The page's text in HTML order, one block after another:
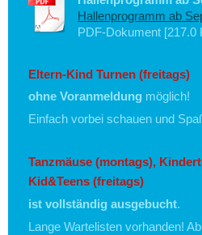
Hallenprogramm ab
PDF-Dokument [217.0
Eltern-Kind Turnen (freitags)
ohne Voranmeldung möglich!
Einfach vorbei schauen und
Tanzmäuse (montags),
Kid&Teens (freitags)
ist vollständig ausgebucht.
Lange Wartelisten vorhanden!